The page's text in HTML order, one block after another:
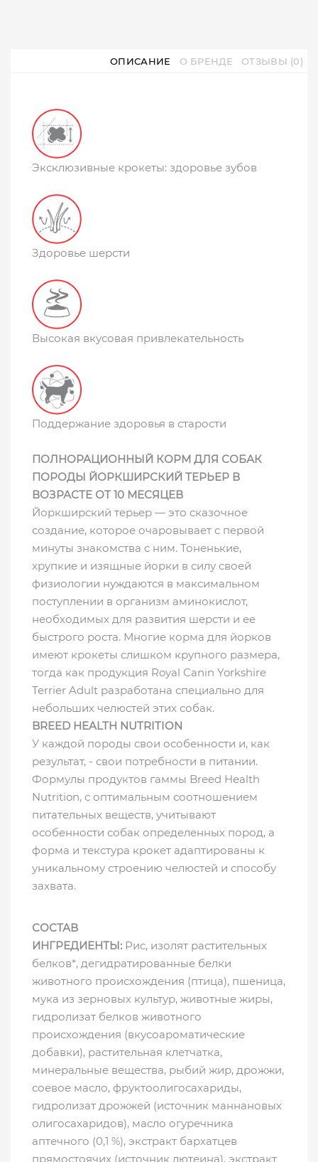
ОПИСАНИЕ О БРЕНДЕ ОТЗЫВЫ (0)
Эксклюзивные крокеты: здоровье зубов
Здоровье шерсти
Высокая вкусовая привлекательность
Поддержание здоровья в старости
ПОЛНОРАЦИОННЫЙ КОРМ ДЛЯ СОБАК
ПОРОДЫ ЙОРКШИРСКИЙ ТЕРЬЕР В
ВОЗРАСТЕ ОТ 10 МЕСЯЦЕВ
Йоркширский терьер — это сказочное
создание, которое очаровывает с первой
минуты знакомства с ним. Тоненькие,
хрупкие и изящные йорки в силу своей
физиологии нуждаются в максимальном
поступлении в организм аминокислот,
необходимых для развития шерсти и ее
быстрого роста. Многие корма для йорков
имеют крокеты слишком крупного размера,
тогда как продукция Royal Canin Yorkshire
Terrier Adult разработана специально для
небольших челюстей этих собак.
BREED HEALTH NUTRITION
У каждой породы свои особенности и, как
результат, - свои потребности в питании.
Формулы продуктов гаммы Breed Health
Nutrition, с оптимальным соотношением
питательных веществ, учитывают
особенности собак определенных пород, а
форма и текстура крокет адаптированы к
уникальному строению челюстей и способу
захвата.
СОСТАВ
ИНГРЕДИЕНТЫ: Рис, изолят растительных
белков*, дегидратированные белки
животного происхождения (птица), пшеница,
мука из зерновых культур, животные жиры,
гидролизат белков животного
происхождения (вкусоароматические
добавки), растительная клетчатка,
минеральные вещества, рыбий жир, дрожжи,
соевое масло, фруктоолигосахариды,
гидролизат дрожжей (источник мaннановых
олигосахаридов), масло огуречника
аптечного (0,1 %), экстракт бархатцев
прямостоячих (источник лютеина), экстракт